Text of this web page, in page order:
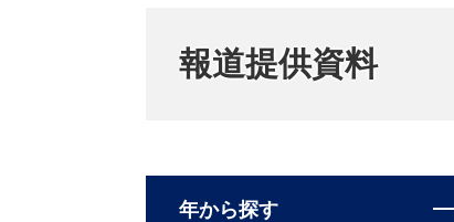
報道提供資料
年から探す